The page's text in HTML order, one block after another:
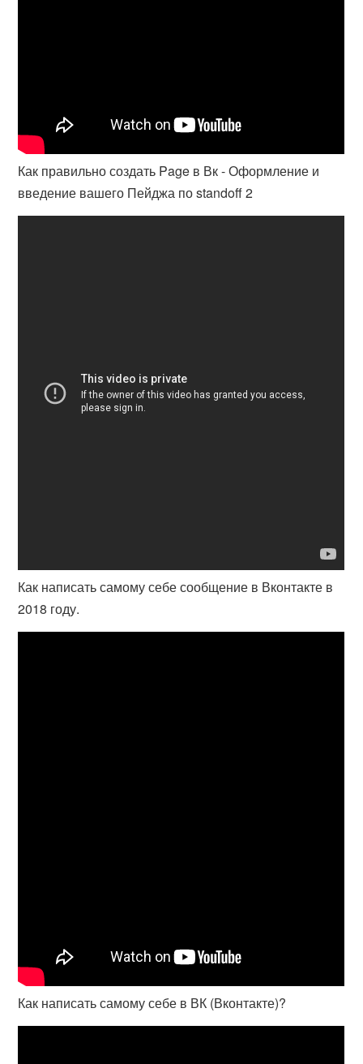
Как правильно создать Page в Вк - Оформление и
введение вашего Пейджа по standoff 2
Как написать самому себе сообщение в Вконтакте в
2018 году.
Как написать самому себе в ВК (Вконтакте)?